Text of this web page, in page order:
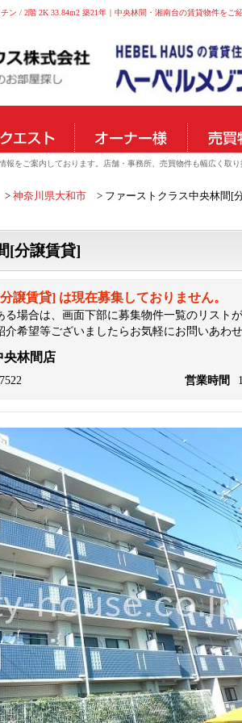
ン / 2階 2K 33.84m2 築21年｜中央林間・湘南台の賃貸物件をご
報をご案内しております。店舗・事務所、売買物件も幅広く取り
神奈川県大和市 ファーストクラス中央林間[
[分譲賃貸]
譲賃貸] は現在募集しておりません。
る場合は、画面下部に募集物件一覧のリスト
希望等ございましたらお気軽にお問いあわせ
央林間店
営業時間